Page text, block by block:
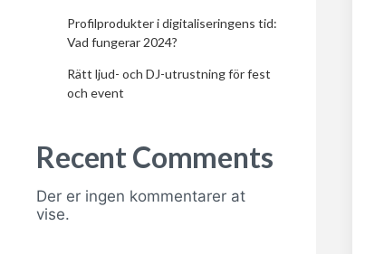
Profilprodukter i digitaliseringens tid:
Vad fungerar 2024?
Rätt ljud- och DJ-utrustning för fest
och event
Recent Comments
Der er ingen kommentarer at
vise.